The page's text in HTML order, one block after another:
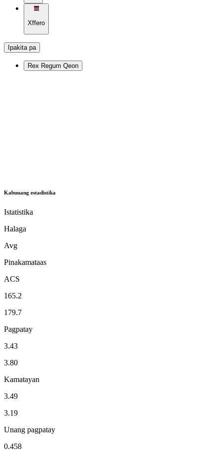
Xffero
Ipakita pa
Rex Regum Qeon
Kabuuang estadistika
Istatistika
Halaga
Avg
Pinakamataas
ACS
165.2
179.7
Pagpatay
3.43
3.80
Kamatayan
3.49
3.19
Unang pagpatay
0.458